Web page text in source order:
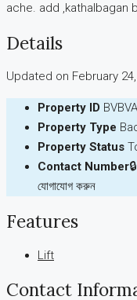
ache. add ,kathalbagan
Details
Updated on February
Property ID
Property Type
Property Status
Contact Number
যোগাযোগ করুন
Features
Lift
Contact